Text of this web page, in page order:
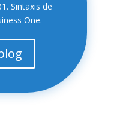
Sintaxis de
One.